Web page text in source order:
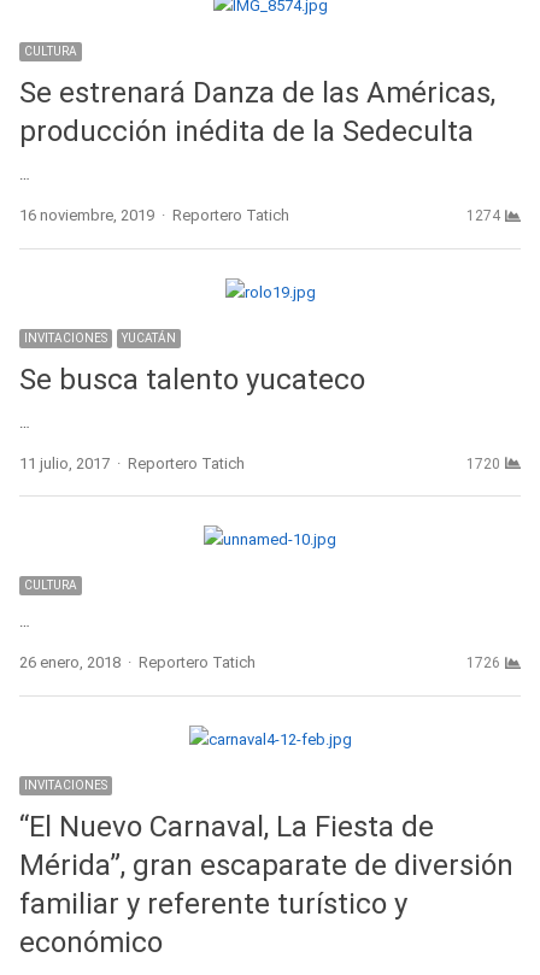
CULTURA
Se estrenará Danza de las Américas,
producción inédita de la Sedeculta
16 noviembre, 2019 Author
Reportero Tatich 1274
INVITACIONES YUCATÁN
Se busca talento yucateco
11 julio, 2017 Author
Reportero Tatich 1720
CULTURA
…
26 enero, 2018 Author
Reportero Tatich 1726
INVITACIONES
“El Nuevo Carnaval, La Fiesta de
Mérida”, gran escaparate de diversión
familiar y referente turístico y
económico